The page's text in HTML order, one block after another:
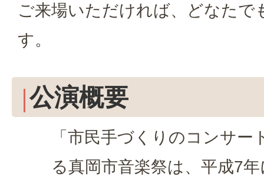
ご来場いただければ、どなたで
す。
公演概要
「市民手づくりのコンサ
る真岡市音楽祭は、平成7